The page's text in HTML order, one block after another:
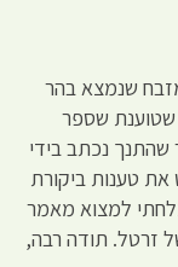
שנמצא בהר
שטוענת שספר
שהתנך נכתב בידי
טענות ביקורת
למצוא מאמר
זרטל. תודה רבה,